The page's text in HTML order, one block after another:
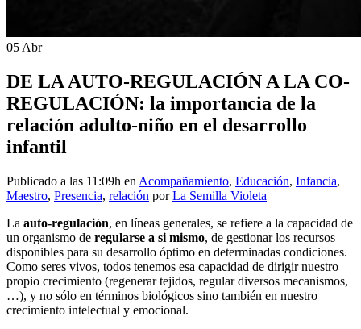
05 Abr
DE LA AUTO-REGULACIÓN A LA CO-
REGULACIÓN: la importancia de la
relación adulto-niño en el desarrollo
infantil
Publicado a las 11:09h en Acompañamiento, Educación, Infancia,
Maestro, Presencia, relación porLa Semilla Violeta
La auto-regulación, en líneas generales, se refiere a la capacidad de
un organismo de regularse a si mismo, de gestionar los recursos
disponibles para su desarrollo óptimo en determinadas condiciones.
Como seres vivos, todos tenemos esa capacidad de dirigir nuestro
propio crecimiento (regenerar tejidos, regular diversos mecanismos,
…), y no sólo en términos biológicos sino también en nuestro
crecimiento intelectual y emocional.